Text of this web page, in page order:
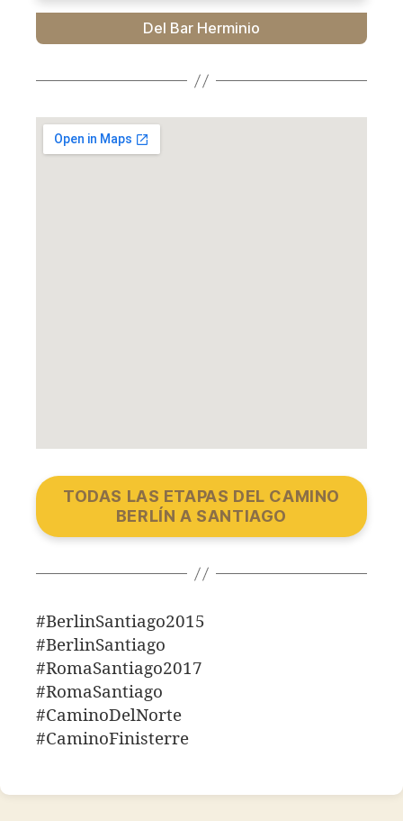
Del Bar Herminio
TODAS LAS ETAPAS DEL CAMINO
BERLÍN A SANTIAGO
#BerlinSantiago2015
#BerlinSantiago
#RomaSantiago2017
#RomaSantiago
#CaminoDelNorte
#CaminoFinisterre